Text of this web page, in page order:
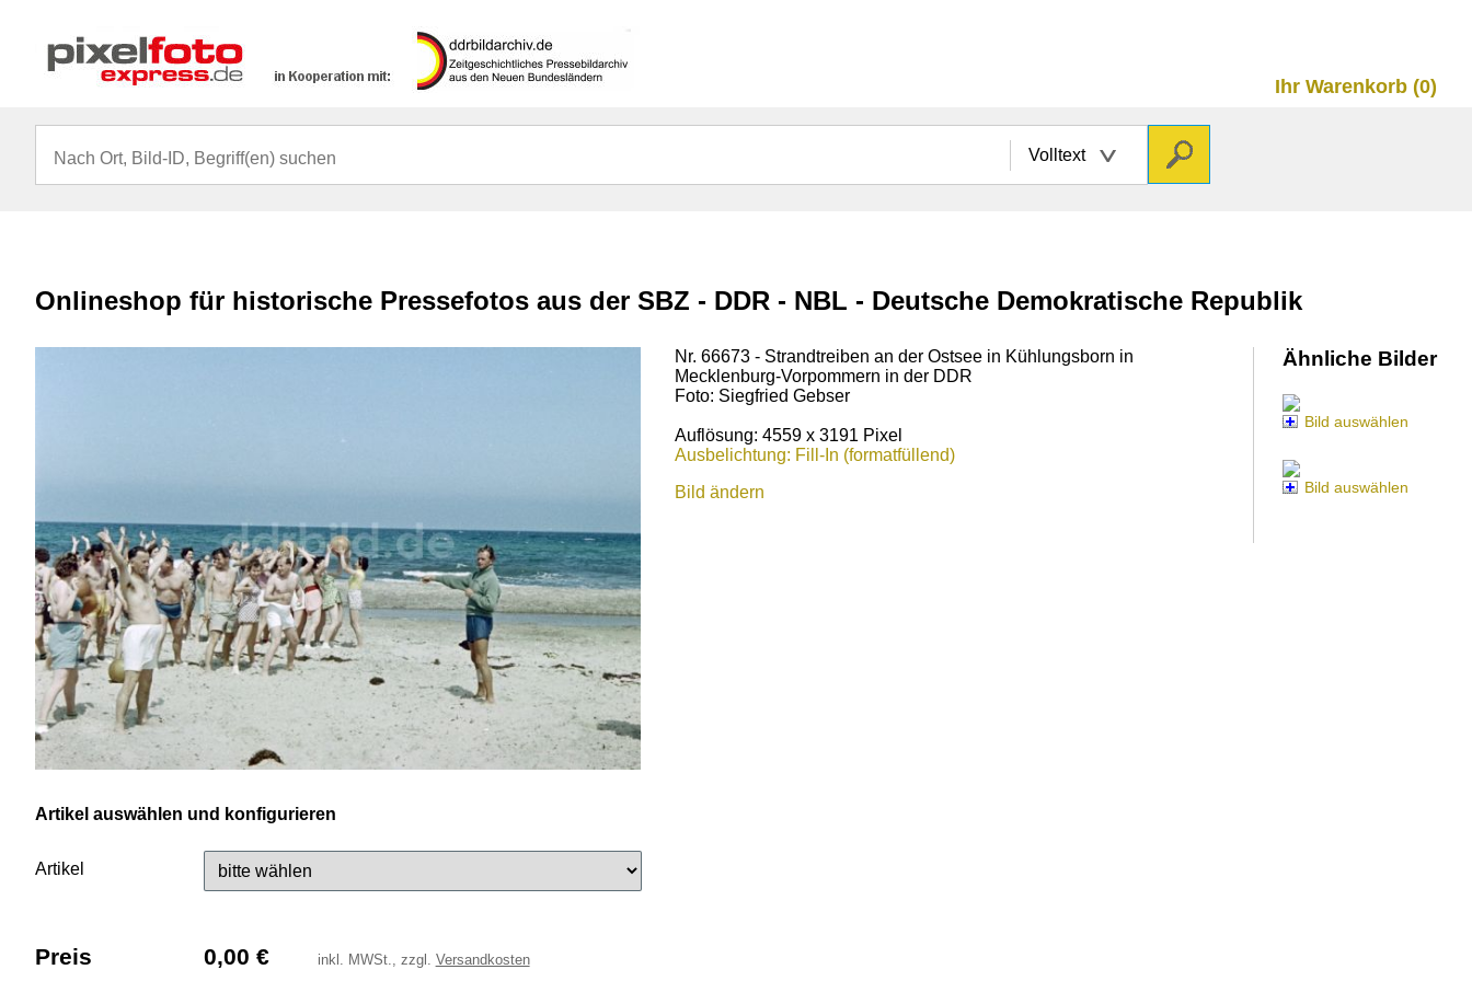
Ihr Warenkorb (0)
Volltext
Onlineshop für historische Pressefotos aus der SBZ - DDR - NBL - Deutsche Demokratische Republik
Nr. 66673 - Strandtreiben an der Ostsee in Kühlungsborn in
Mecklenburg-Vorpommern in der DDR
Foto: Siegfried Gebser
Auflösung: 4559 x 3191 Pixel
Ausbelichtung: Fill-In (formatfüllend)
Bild ändern
Artikel auswählen und konfigurieren
Artikel
Preis 0,00 € inkl. MWSt., zzgl. Versandkosten
Ähnliche Bilder
Bild auswählen
Bild auswählen